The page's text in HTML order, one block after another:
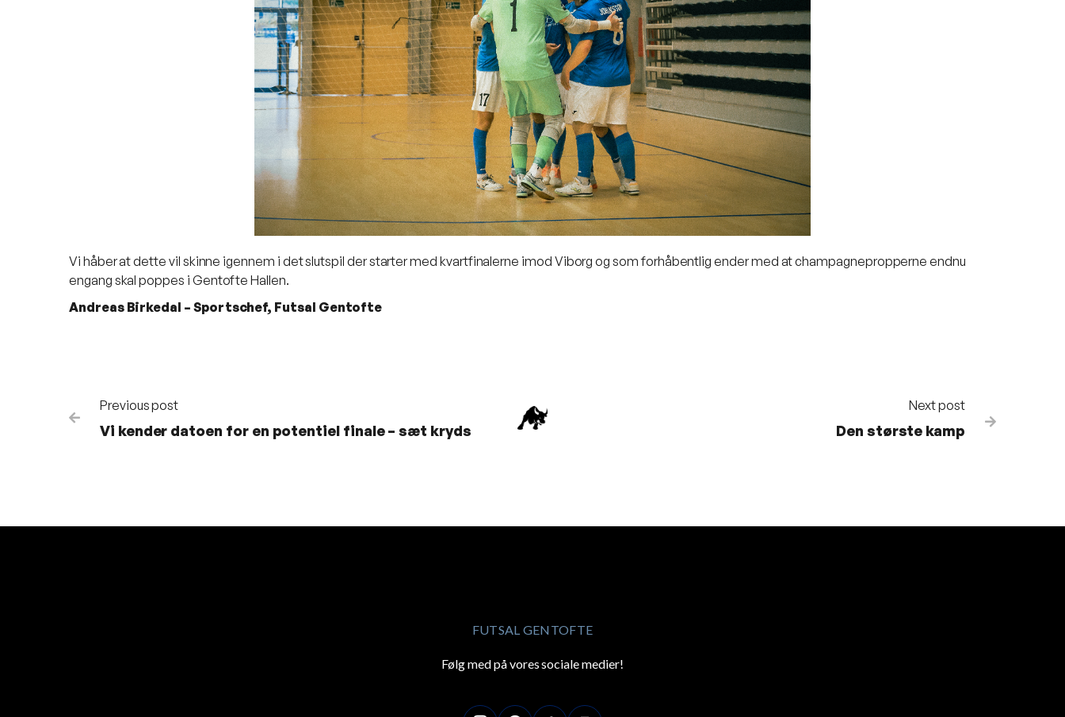
Vi håber at dette vil skinne igennem i det slutspil der starter med kvartfinalerne imod Viborg og som forhåbentlig ender med at champagnepropperne endnu
engang skal poppes i Gentofte Hallen.
Andreas Birkedal – Sportschef, Futsal Gentofte

Previous post
Vi kender datoen for en potentiel finale – sæt kryds
Next post
Den største kamp

FUTSAL GENTOFTE
Følg med på vores sociale medier!